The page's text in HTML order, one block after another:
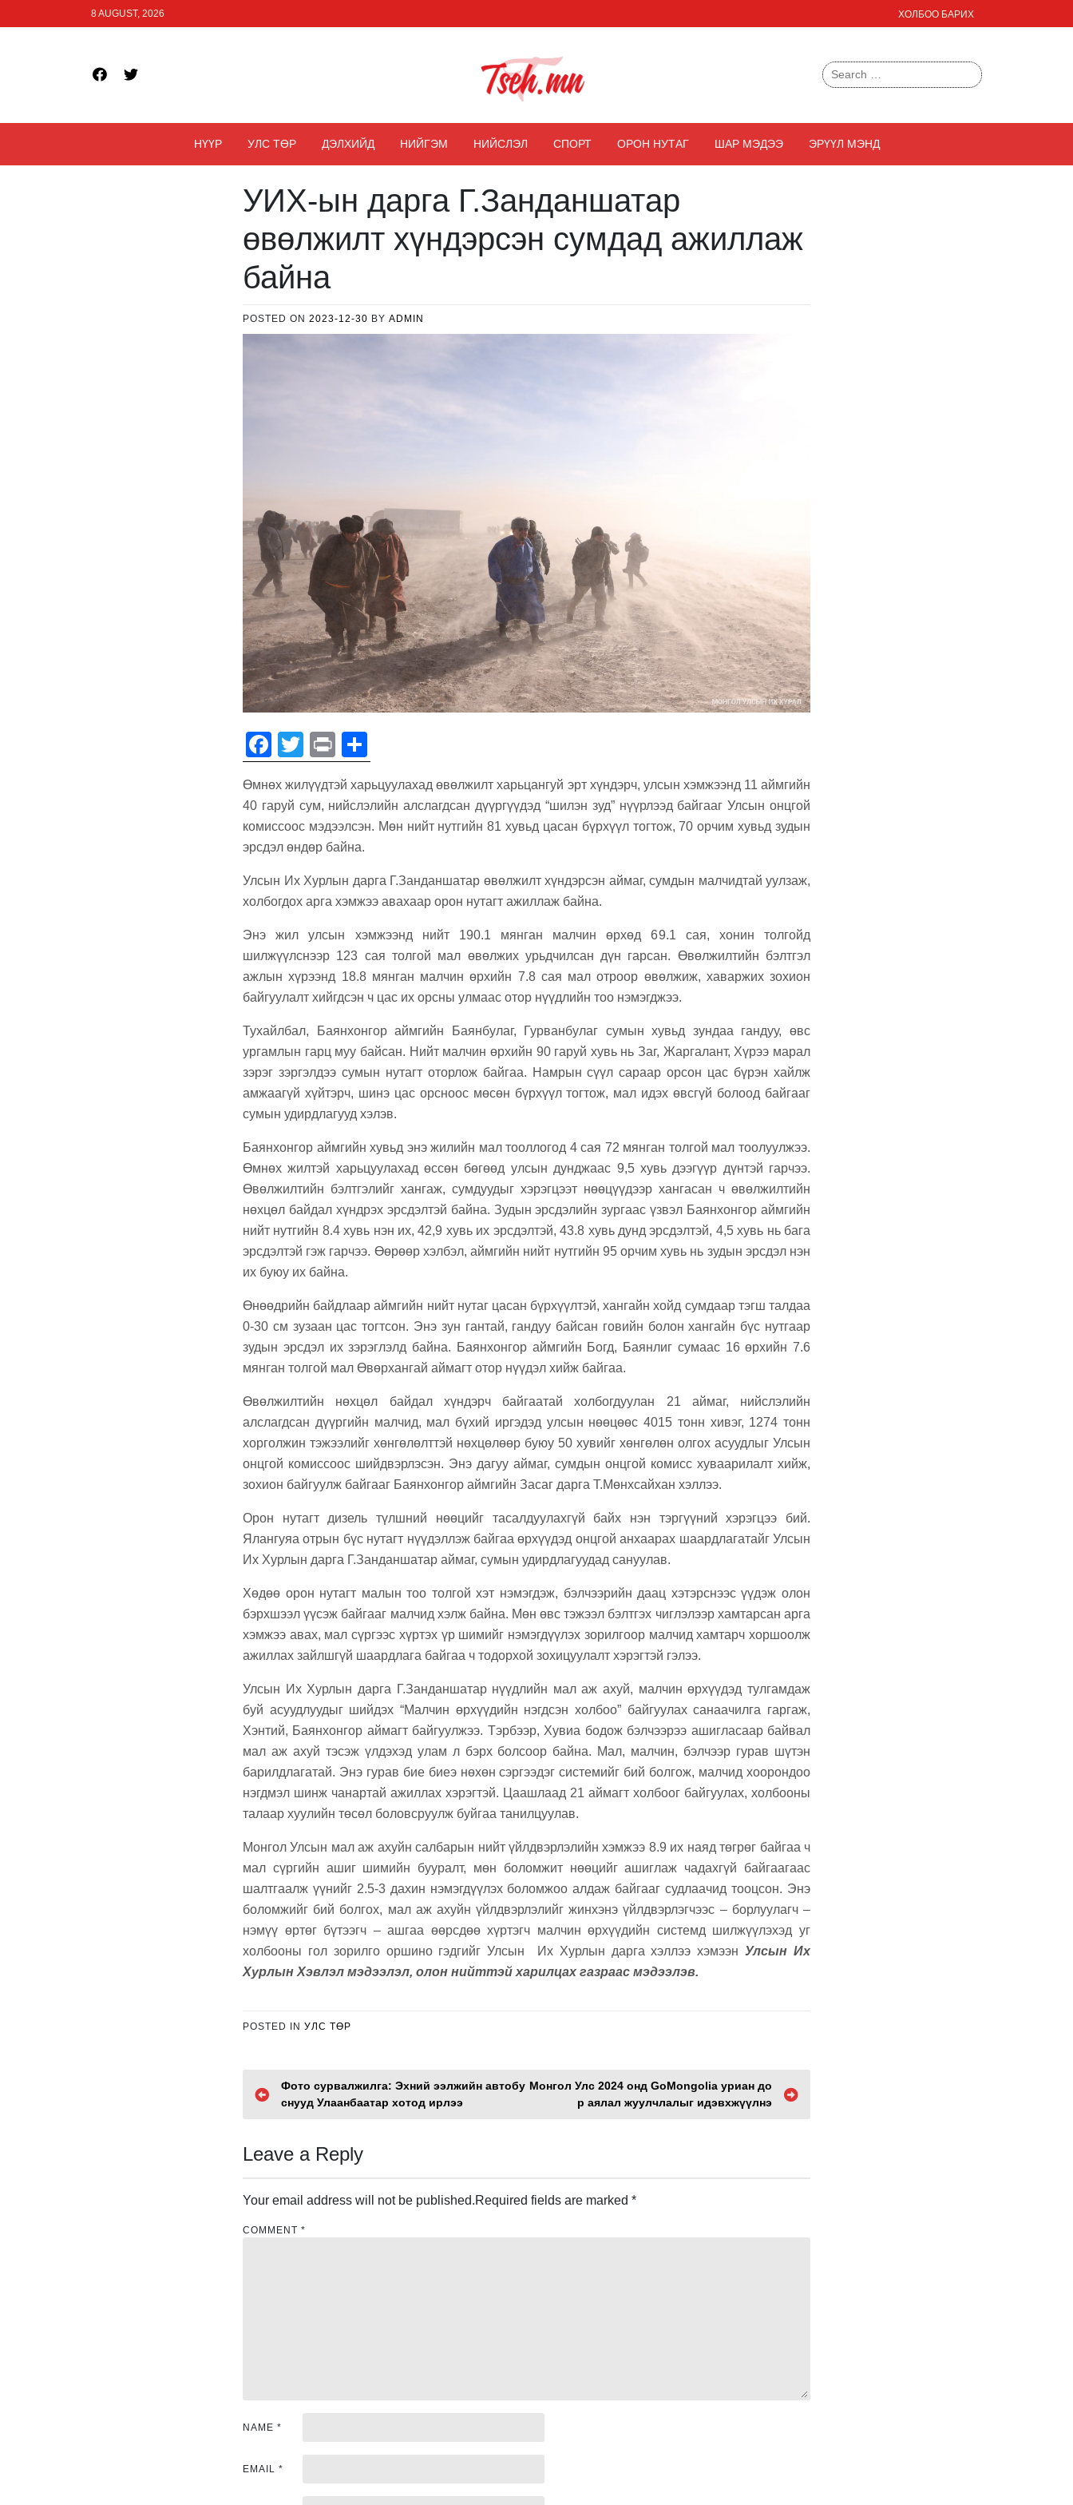
to
8 AUGUST, 2026 ХОЛБОО БАРИХ
face
Twitt
Цэх мэдээ
Search
for:
НҮҮР УЛС ТӨР ДЭЛХИЙД НИЙГЭМ НИЙСЛЭЛ СПОРТ ОРОН НУТАГ ШАР МЭДЭЭ ЭРҮҮЛ МЭНД
УИХ-ын дарга Г.Занданшатар
өвөлжилт хүндэрсэн сумдад ажиллаж
байна
POSTED ON 2023-12-30 BY ADMIN
F
a
c
e
b
o
o
T
wi
tt
er
Pr
in
t
h
ar
e
Өмнөх жилүүдтэй харьцуулахад өвөлжилт харьцангуй эрт хүндэрч, улсын хэмжээнд 11 аймгийн
40 гаруй сум, нийслэлийн алслагдсан дүүргүүдэд “шилэн зуд” нүүрлээд байгааг Улсын онцгой
комиссоос мэдээлсэн. Мөн нийт нутгийн 81 хувьд цасан бүрхүүл тогтож, 70 орчим хувьд зудын
эрсдэл өндөр байна.
Улсын Их Хурлын дарга Г.Занданшатар өвөлжилт хүндэрсэн аймаг, сумдын малчидтай уулзаж,
холбогдох арга хэмжээ авахаар орон нутагт ажиллаж байна.
Энэ жил улсын хэмжээнд нийт 190.1 мянган малчин өрхөд 69.1 сая, хонин толгойд
шилжүүлснээр 123 сая толгой мал өвөлжих урьдчилсан дүн гарсан. Өвөлжилтийн бэлтгэл
ажлын хүрээнд 18.8 мянган малчин өрхийн 7.8 сая мал отроор өвөлжиж, хаваржих зохион
байгуулалт хийгдсэн ч цас их орсны улмаас отор нүүдлийн тоо нэмэгджээ.
Тухайлбал, Баянхонгор аймгийн Баянбулаг, Гурванбулаг сумын хувьд зундаа гандуу, өвс
ургамлын гарц муу байсан. Нийт малчин өрхийн 90 гаруй хувь нь Заг, Жаргалант, Хүрээ марал
зэрэг зэргэлдээ сумын нутагт оторлож байгаа. Намрын сүүл сараар орсон цас бүрэн хайлж
амжаагүй хүйтэрч, шинэ цас орсноос мөсөн бүрхүүл тогтож, мал идэх өвсгүй болоод байгааг
сумын удирдлагууд хэлэв.
Баянхонгор аймгийн хувьд энэ жилийн мал тооллогод 4 сая 72 мянган толгой мал тоолуулжээ.
Өмнөх жилтэй харьцуулахад өссөн бөгөөд улсын дунджаас 9,5 хувь дээгүүр дүнтэй гарчээ.
Өвөлжилтийн бэлтгэлийг хангаж, сумдуудыг хэрэгцээт нөөцүүдээр хангасан ч өвөлжилтийн
нөхцөл байдал хүндрэх эрсдэлтэй байна. Зудын эрсдэлийн зургаас үзвэл Баянхонгор аймгийн
нийт нутгийн 8.4 хувь нэн их, 42,9 хувь их эрсдэлтэй, 43.8 хувь дунд эрсдэлтэй, 4,5 хувь нь бага
эрсдэлтэй гэж гарчээ. Өөрөөр хэлбэл, аймгийн нийт нутгийн 95 орчим хувь нь зудын эрсдэл нэн
их буюу их байна.
Өнөөдрийн байдлаар аймгийн нийт нутаг цасан бүрхүүлтэй, хангайн хойд сумдаар тэгш талдаа
0-30 см зузаан цас тогтсон. Энэ зун гантай, гандуу байсан говийн болон хангайн бүс нутгаар
зудын эрсдэл их зэрэглэлд байна. Баянхонгор аймгийн Богд, Баянлиг сумаас 16 өрхийн 7.6
мянган толгой мал Өвөрхангай аймагт отор нүүдэл хийж байгаа.
Өвөлжилтийн нөхцөл байдал хүндэрч байгаатай холбогдуулан 21 аймаг, нийслэлийн
алслагдсан дүүргийн малчид, мал бүхий иргэдэд улсын нөөцөөс 4015 тонн хивэг, 1274 тонн
хорголжин тэжээлийг хөнгөлөлттэй нөхцөлөөр буюу 50 хувийг хөнгөлөн олгох асуудлыг Улсын
онцгой комиссоос шийдвэрлэсэн. Энэ дагуу аймаг, сумдын онцгой комисс хуваарилалт хийж,
зохион байгуулж байгааг Баянхонгор аймгийн Засаг дарга Т.Мөнхсайхан хэллээ.
Орон нутагт дизель түлшний нөөцийг тасалдуулахгүй байх нэн тэргүүний хэрэгцээ бий.
Ялангуяа отрын бүс нутагт нүүдэллэж байгаа өрхүүдэд онцгой анхаарах шаардлагатайг Улсын
Их Хурлын дарга Г.Занданшатар аймаг, сумын удирдлагуудад сануулав.
Хөдөө орон нутагт малын тоо толгой хэт нэмэгдэж, бэлчээрийн даац хэтэрснээс үүдэж олон
бэрхшээл үүсэж байгааг малчид хэлж байна. Мөн өвс тэжээл бэлтгэх чиглэлээр хамтарсан арга
хэмжээ авах, мал сүргээс хүртэх үр шимийг нэмэгдүүлэх зорилгоор малчид хамтарч хоршоолж
ажиллах зайлшгүй шаардлага байгаа ч тодорхой зохицуулалт хэрэгтэй гэлээ.
Улсын Их Хурлын дарга Г.Занданшатар нүүдлийн мал аж ахуй, малчин өрхүүдэд тулгамдаж
буй асуудлуудыг шийдэх “Малчин өрхүүдийн нэгдсэн холбоо” байгуулах санаачилга гаргаж,
Хэнтий, Баянхонгор аймагт байгуулжээ. Тэрбээр, Хувиа бодож бэлчээрээ ашигласаар байвал
мал аж ахуй тэсэж үлдэхэд улам л бэрх болсоор байна. Мал, малчин, бэлчээр гурав шүтэн
барилдлагатай. Энэ гурав бие биеэ нөхөн сэргээдэг системийг бий болгож, малчид хоорондоо
нэгдмэл шинж чанартай ажиллах хэрэгтэй. Цаашлаад 21 аймагт холбоог байгуулах, холбооны
талаар хуулийн төсөл боловсруулж буйгаа танилцуулав.
Монгол Улсын мал аж ахуйн салбарын нийт үйлдвэрлэлийн хэмжээ 8.9 их наяд төгрөг байгаа ч
мал сүргийн ашиг шимийн бууралт, мөн боломжит нөөцийг ашиглаж чадахгүй байгаагаас
шалтгаалж үүнийг 2.5-3 дахин нэмэгдүүлэх боломжоо алдаж байгааг судлаачид тооцсон. Энэ
боломжийг бий болгох, мал аж ахуйн үйлдвэрлэлийг жинхэнэ үйлдвэрлэгчээс – борлуулагч –
нэмүү өртөг бүтээгч – ашгаа өөрсдөө хүртэгч малчин өрхүүдийн системд шилжүүлэхэд уг
холбооны гол зорилго оршино гэдгийг Улсын Их Хурлын дарга хэллээ хэмээн Улсын Их
Хурлын Хэвлэл мэдээлэл, олон нийттэй харилцах газраас мэдээлэв.
POSTED IN УЛС ТӨР
P
s
n
i
Фото сурвалжилга: Эхний ээлжийн автобу
снууд Улаанбаатар хотод ирлээ
Монгол Улс 2024 онд GoMongolia уриан до
р аялал жуулчлалыг идэвхжүүлнэ
Leave a Reply
Your email address will not be published.Required fields are marked *
COMMENT *
NAME *
EMAIL *